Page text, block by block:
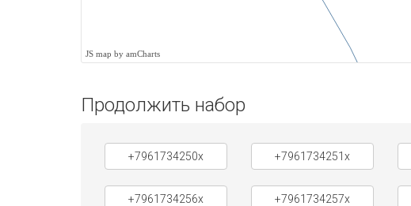
JS map by amCharts
Продолжить набор
+7961734250x +7961734251x
+7961734256x +7961734257x